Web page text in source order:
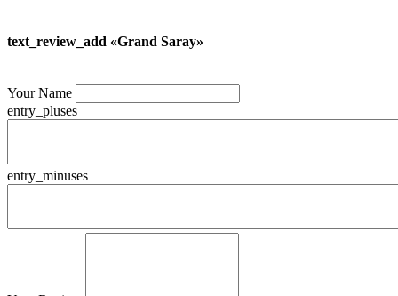
text_review_add «Grand Saray»
Your Name
entry_pluses
entry_minuses